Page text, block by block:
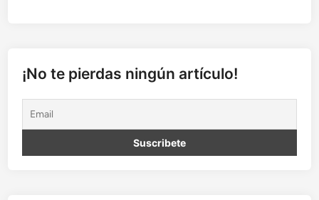
¡No te pierdas ningún artículo!